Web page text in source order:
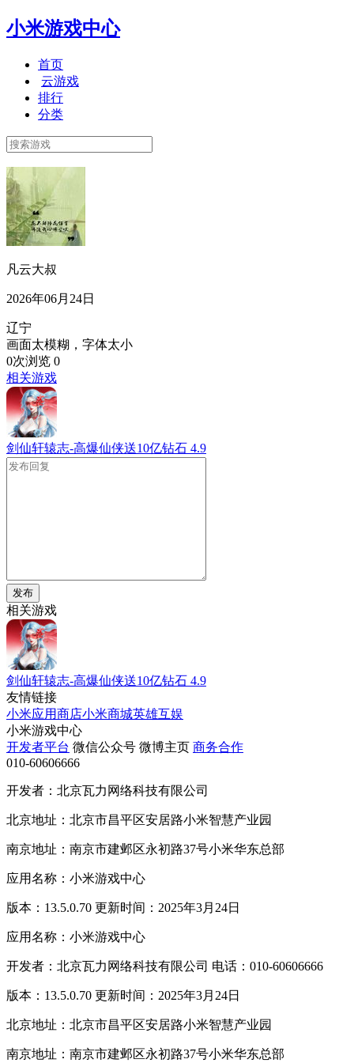
小米游戏中心
首页
云游戏
排行
分类
凡云大叔
2026年06月24日
辽宁
画面太模糊，字体太小
0次浏览 0
相关游戏
剑仙轩辕志-高爆仙侠送10亿钻石 4.9
发布
相关游戏
剑仙轩辕志-高爆仙侠送10亿钻石 4.9
友情链接
小米应用商店小米商城英雄互娱
小米游戏中心
开发者平台 微信公众号 微博主页 商务合作
010-60606666
开发者：北京瓦力网络科技有限公司
北京地址：北京市昌平区安居路小米智慧产业园
南京地址：南京市建邺区永初路37号小米华东总部
应用名称：小米游戏中心
版本：13.5.0.70 更新时间：2025年3月24日
应用名称：小米游戏中心
开发者：北京瓦力网络科技有限公司 电话：010-60606666
版本：13.5.0.70 更新时间：2025年3月24日
北京地址：北京市昌平区安居路小米智慧产业园
南京地址：南京市建邺区永初路37号小米华东总部